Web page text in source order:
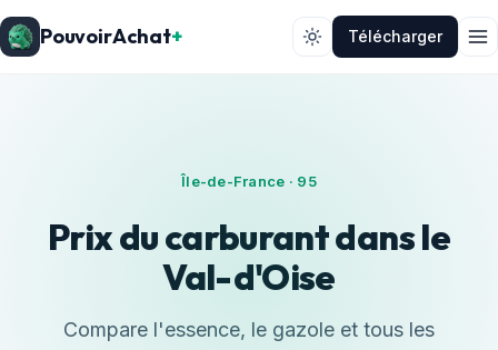
PouvoirAchat+ Télécharger
Île-de-France · 95
Prix du carburant dans le
Val-d'Oise
Compare l'essence, le gazole et tous les